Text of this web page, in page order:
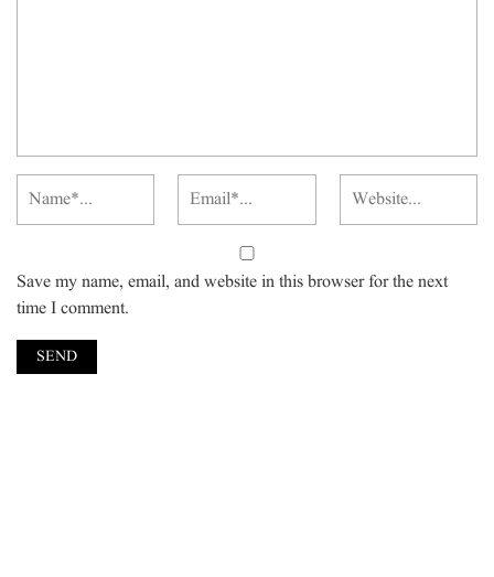
Save my name, email, and website in this browser for the next
time I comment.